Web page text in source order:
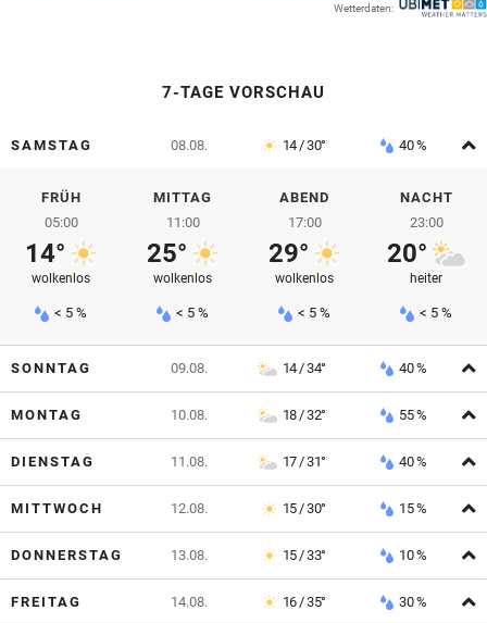
Wetterdaten:
7-TAGE VORSCHAU
SAMSTAG 08.08. 14 / 30° 40 %
FRÜH
05:00
14°
wolkenlos
< 5 %
MITTAG
11:00
25°
wolkenlos
< 5 %
ABEND
17:00
29°
wolkenlos
< 5 %
NACHT
23:00
20°
heiter
< 5 %
SONNTAG 09.08. 14 / 34° 40 %
MONTAG 10.08. 18 / 32° 55 %
DIENSTAG 11.08. 17 / 31° 40 %
MITTWOCH 12.08. 15 / 30° 15 %
DONNERSTAG 13.08. 15 / 33° 10 %
FREITAG 14.08. 16 / 35° 30 %